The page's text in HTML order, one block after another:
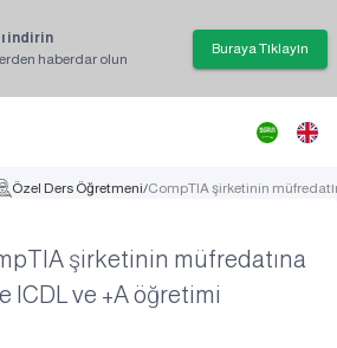
indirin
haberdar olun
Buraya Tıklayın
Özel Ders Öğretmeni/CompTIA şirketinin
şirketinin müfredatına
ICDL ve +A öğretimi